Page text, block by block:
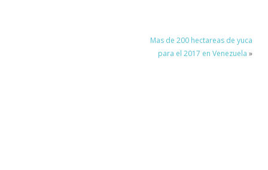
Mas de 200 hectareas de yuca
para el 2017 en Venezuela »